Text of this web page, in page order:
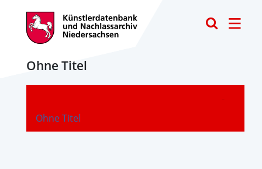
Ohne Titel
Ohne Titel
-